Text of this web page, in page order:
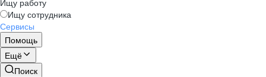
Ищу работу
Ищу сотрудника
Сервисы
Помощь
Ещё
Поиск